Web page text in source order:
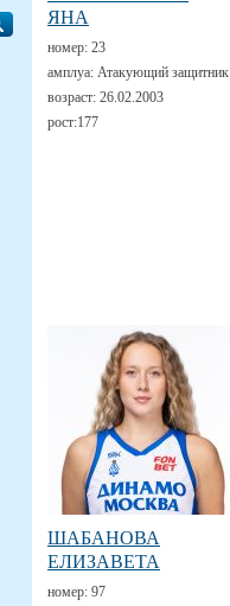
ЯНА
номер: 23
амплуа: Атакующий защитник
возраст: 26.02.2003
рост:177
ШАБАНОВА
ЕЛИЗАВЕТА
номер: 97